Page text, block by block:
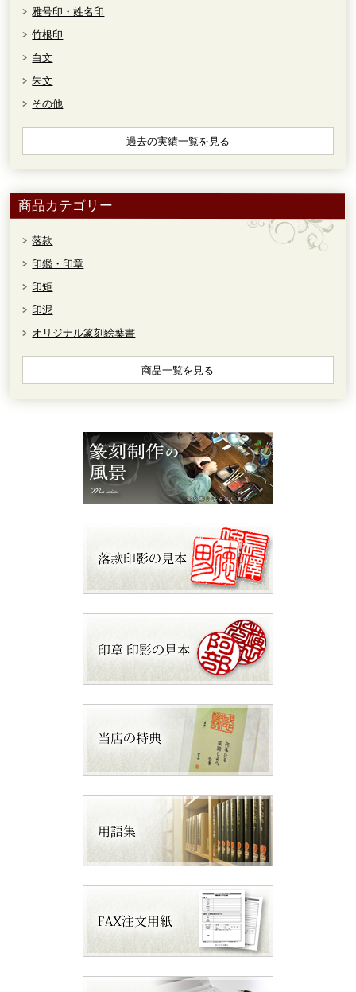
雅号印・姓名印
竹根印
白文
朱文
その他
過去の実績一覧を見る
商品カテゴリー
落款
印鑑・印章
印矩
印泥
オリジナル篆刻絵葉書
商品一覧を見る